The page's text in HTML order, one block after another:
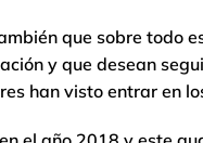
que sobre todo
y que desean
han visto entrar en